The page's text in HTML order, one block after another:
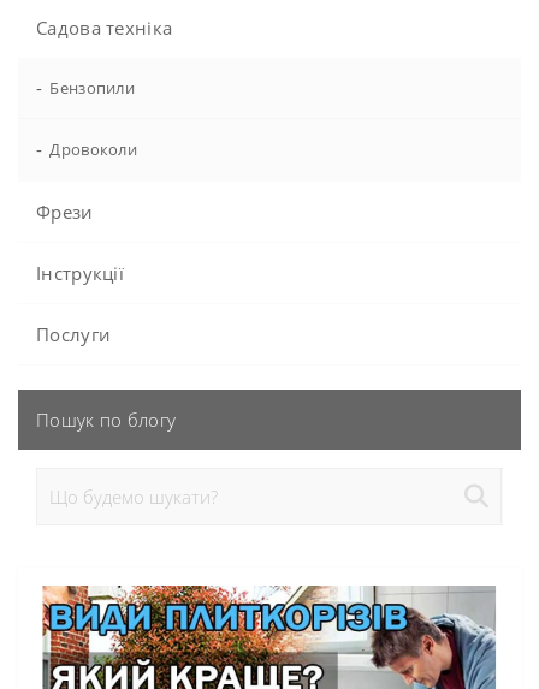
Садова техніка
- Бензопили
- Дровоколи
Фрези
Інструкції
Послуги
Пошук по блогу